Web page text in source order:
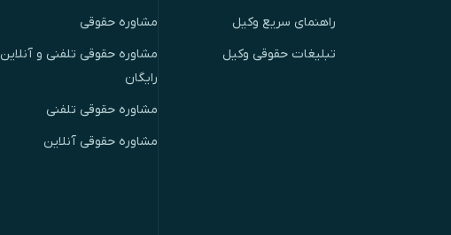
راهنمای سریع وکیل
تبلیغات حقوقی وکیل
مشاوره حقوقی
مشاوره حقوقی تلفنی و آنلاین
رایگان
مشاوره حقوقی تلفنی
مشاوره حقوقی آنلاین